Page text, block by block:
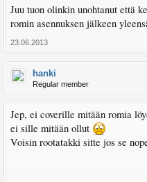
Juu tuon olinkin unohtanut että
romin asennuksen jälkeen
23.06.2013
hanki
Regular member
Jep, ei coverille mitään romia
ei sille mitään ollut
Voisin rootatakki sitte jos se